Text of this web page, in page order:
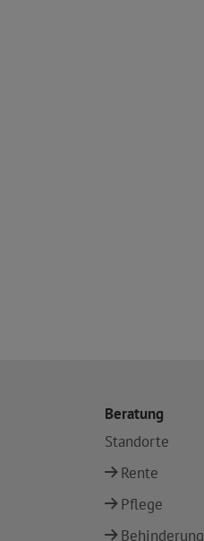
Beratung
Standorte
Rente
Pflege
Behinderung